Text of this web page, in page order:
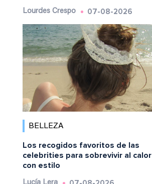
Lourdes Crespo 07-08-2026
BELLEZA
Los recogidos favoritos de las
celebrities para sobrevivir al calor
con estilo